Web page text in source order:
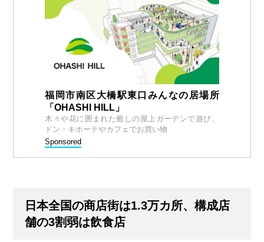
福岡市南区大橋駅東口みんなの居場所
「OHASHI HILL」
木々や花に囲まれた癒しの屋上ガーデンで遊び、
ドン・キホーテやカフェでお買い物
Sponsored
日本全国の商店街は1.3万カ所、構成店
舗の3割弱は飲食店